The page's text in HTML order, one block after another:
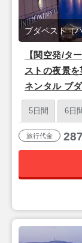
【関空発/タ
ストの夜景
ネンタル ブ
ブダペスト（
5日間 6日
旅行代金